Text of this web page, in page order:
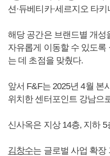
션·듀베티카·세르지오 타
해당 공간은 브랜드별 개
자유롭게 이동할 수 있도
는 데 초점을 맞췄다.
앞서 F&F는 2025년 4월 본
위치한 센터포인트 강남으
신사옥은 지상 14층, 지하
김창수는 글로벌 사업 확장